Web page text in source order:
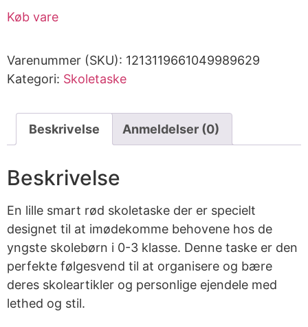
Køb vare
Varenummer (SKU): 1213119661049989629
Kategori: Skoletaske
Beskrivelse Anmeldelser (0)
Beskrivelse
En lille smart rød skoletaske der er specielt
designet til at imødekomme behovene hos de
yngste skolebørn i 0-3 klasse. Denne taske er den
perfekte følgesvend til at organisere og bære
deres skoleartikler og personlige ejendele med
lethed og stil.